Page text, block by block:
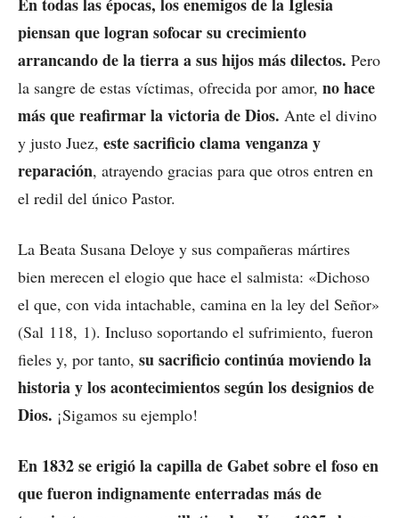
piensan que logran sofocar su crecimiento
arrancando de la tierra a sus hijos más dilectos. Pero
la sangre de estas víctimas, ofrecida por amor, no hace
más que reafirmar la victoria de Dios. Ante el divino
y justo Juez, este sacrificio clama venganza y
reparación, atrayendo gracias para que otros entren en
el redil del único Pastor.
La Beata Susana Deloye y sus compañeras mártires
bien merecen el elogio que hace el salmista: «Dichoso
el que, con vida intachable, camina en la ley del Señor»
(Sal 118, 1). Incluso soportando el sufrimiento, fueron
fieles y, por tanto, su sacrificio continúa moviendo la
historia y los acontecimientos según los designios de
Dios. ¡Sigamos su ejemplo!
En 1832 se erigió la capilla de Gabet sobre el foso en
que fueron indignamente enterradas más de